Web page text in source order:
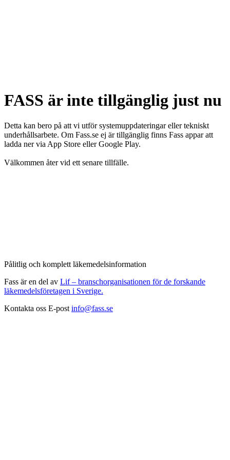
FASS är inte tillgänglig just nu
Detta kan bero på att vi utför systemuppdateringar eller tekniskt
underhållsarbete. Om Fass.se ej är tillgänglig finns Fass appar att
ladda ner via App Store eller Google Play.
Välkommen åter vid ett senare tillfälle.
Pålitlig och komplett läkemedelsinformation
Fass är en del av Lif – branschorganisationen för de forskande
läkemedelsföretagen i Sverige.
Kontakta oss E-post info@fass.se